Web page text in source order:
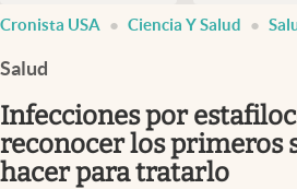
Espiritual
Streaming
Cronista USA Ciencia Y Salud
Salud
Infecciones por
reconocer los primeros
hacer para tratarlo